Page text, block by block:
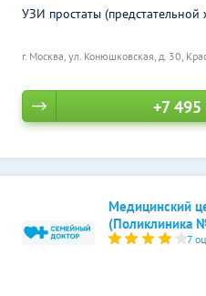
г. Москва, ул. Конюшковская, д. 30,
УЗИ простаты (предстательной
+7
Медицинский
(Поликлиника
7